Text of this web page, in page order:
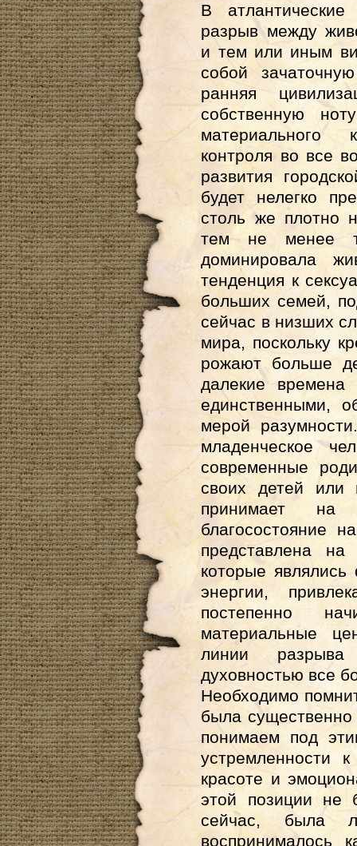
В
разрыв между
и тем или иным
собой
ранняя
собственную
материального
контроля во все
развития
будет нелегко
столь же плотно
тем не менее
доминировала
тенденция к
больших семей,
сейчас в низших
мира, поскольку
рожают больше
далекие
единственными,
мерой
младенческое
современные
своих детей или
принимает на
благосостояние
представлена
которые
энергии,
постепенно
материальные
линии
духовностью все
Необходимо
была
понимаем под
устремленности
красоте и
этой позиции
сейчас, была
воспринималось